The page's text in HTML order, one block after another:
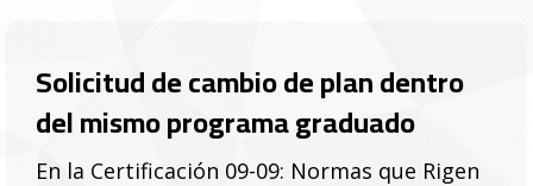
Solicitud de cambio de plan dentro
del mismo programa graduado
En la Certificación 09-09: Normas que Rigen